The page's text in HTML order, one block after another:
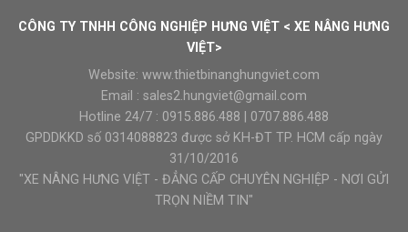
CÔNG TY TNHH CÔNG NGHIỆP HƯNG VIỆT < XE NÂNG HƯNG
VIỆT>
Website: www.thietbinanghungviet.com
Email : sales2.hungviet@gmail.com
Hotline 24/7 : 0915.886.488
0707.886.488
GPDDKKD số 0314088823 được sở KH-ĐT TP. HCM cấp ngày
31/10/2016
"XE NÂNG HƯNG VIỆT - ĐẲNG CẤP CHUYÊN NGHIỆP - NƠI GỬI
TRỌN NIỀM TIN"